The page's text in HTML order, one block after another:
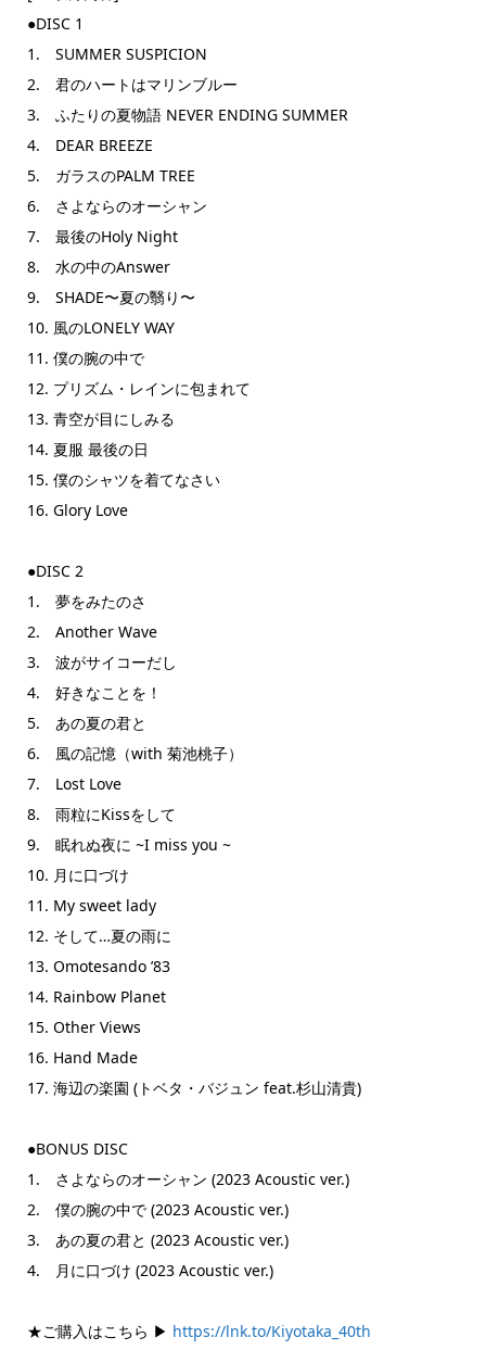
●DISC 1
1. SUMMER SUSPICION
2. 君のハートはマリンブルー
3. ふたりの夏物語 NEVER ENDING SUMMER
4. DEAR BREEZE
5. ガラスのPALM TREE
6. さよならのオーシャン
7. 最後のHoly Night
8. 水の中のAnswer
9. SHADE〜夏の翳り〜
10. 風のLONELY WAY
11. 僕の腕の中で
12. プリズム・レインに包まれて
13. 青空が目にしみる
14. 夏服 最後の日
15. 僕のシャツを着てなさい
16. Glory Love
●DISC 2
1. 夢をみたのさ
2. Another Wave
3. 波がサイコーだし
4. 好きなことを！
5. あの夏の君と
6. 風の記憶（with 菊池桃子）
7. Lost Love
8. 雨粒にKissをして
9. 眠れぬ夜に ~I miss you ~
10. 月に口づけ
11. My sweet lady
12. そして…夏の雨に
13. Omotesando ’83
14. Rainbow Planet
15. Other Views
16. Hand Made
17. 海辺の楽園 (トベタ・バジュン feat.杉山清貴)
●BONUS DISC
1. さよならのオーシャン (2023 Acoustic ver.)
2. 僕の腕の中で (2023 Acoustic ver.)
3. あの夏の君と (2023 Acoustic ver.)
4. 月に口づけ (2023 Acoustic ver.)
★ご購入はこちら ▶ https://lnk.to/Kiyotaka_40th